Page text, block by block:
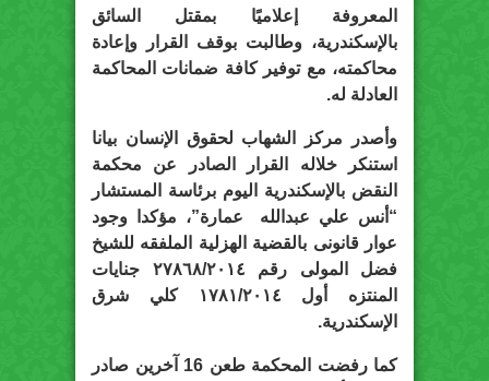
المعروفة إعلاميًا بمقتل السائق
بالإسكندرية، وطالبت بوقف القرار وإعادة
محاكمته، مع توفير كافة ضمانات المحاكمة
العادلة له.
وأصدر مركز الشهاب لحقوق الإنسان بيانا
استنكر خلاله القرار الصادر عن محكمة
النقض بالإسكندرية اليوم برئاسة المستشار
“أنس علي عبدالله عمارة”، مؤكدا وجود
عوار قانونى بالقضية الهزلية الملفقه للشيخ
فضل المولى رقم ٢٧٨٦٨/٢٠١٤ جنايات
المنتزه أول ١٧٨١/٢٠١٤ كلي شرق
الإسكندرية.
كما رفضت المحكمة طعن 16 آخرين صادر